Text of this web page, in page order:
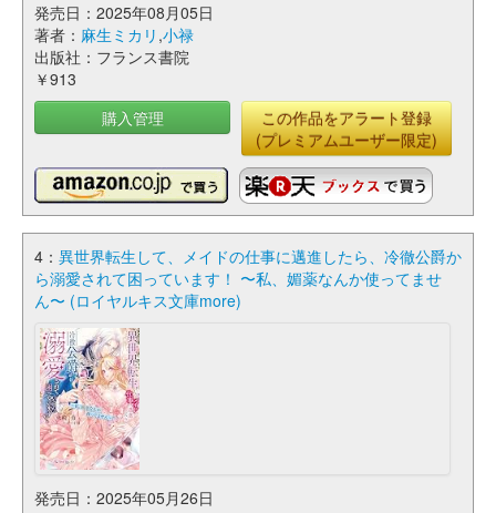
発売日：2025年08月05日
著者： 麻生ミカリ ,小禄
出版社：フランス書院
￥913
購入管理
この作品をアラート登録
(プレミアムユーザー限定)
4： 異世界転生して、メイドの仕事に邁進したら、冷徹公爵か
ら溺愛されて困っています！ 〜私、媚薬なんか使ってませ
ん〜 (ロイヤルキス文庫more)
発売日：2025年05月26日